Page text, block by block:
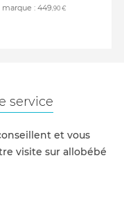
marque : 449,90 €
service
et vous
visite sur allobébé